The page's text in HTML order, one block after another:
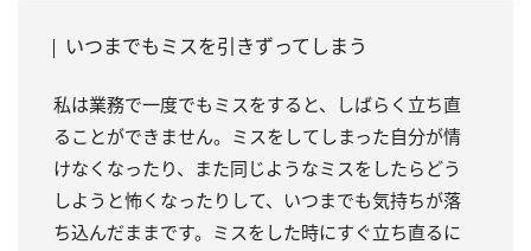
いつまでもミスを引きずってしまう
私は業務で一度でもミスをすると、しばらく立ち直
ることができません。ミスをしてしまった自分が情
けなくなったり、また同じようなミスをしたらどう
しようと怖くなったりして、いつまでも気持ちが落
ち込んだままです。ミスをした時にすぐ立ち直るに